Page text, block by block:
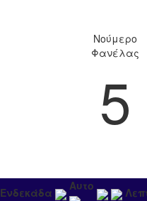
Νούμερο
Φανέλας
5
Ενδεκάδα Αυτο